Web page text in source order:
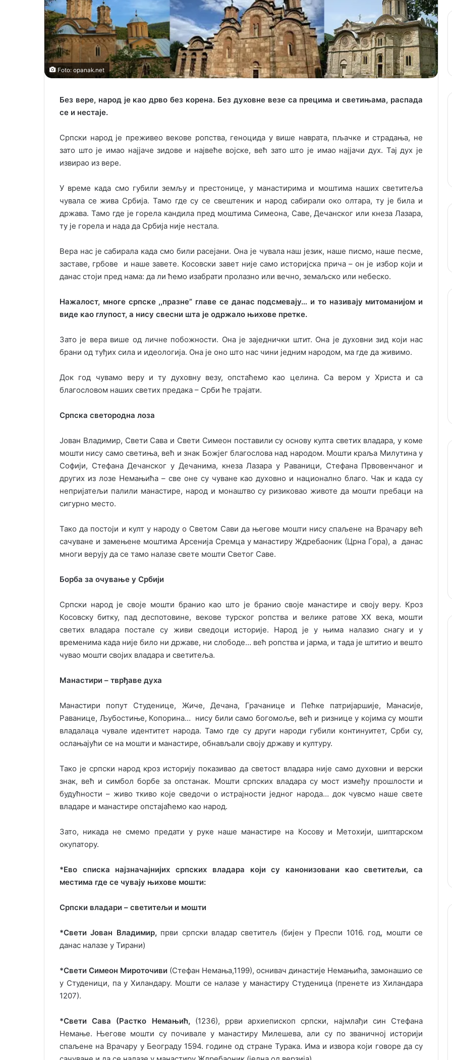
Foto: opanak.net
Без вере, народ је као дрво без корена. Без духовне везе са прецима и светињама, распада
се и нестаје.
Српски народ је преживео векове ропства, геноцида у више наврата, пљачке и страдања, не
зато што је имао најјаче зидове и највеће војске, већ зато што је имао најјачи дух. Тај дух је
извирао из вере.
У време када смо губили земљу и престонице, у манастирима и моштима наших светитеља
чувала се жива Србија. Тамо где су се свештеник и народ сабирали око олтара, ту је била и
држава. Тамо где је горела кандила пред моштима Симеона, Саве, Дечанског или кнеза Лазара,
ту је горела и нада да Србија није нестала.
Вера нас је сабирала када смо били расејани. Она је чувала наш језик, наше писмо, наше песме,
заставе, грбове и наше завете. Косовски завет није само историјска прича – он је избор који и
данас стоји пред нама: да ли ћемо изабрати пролазно или вечно, земаљско или небеско.
Нажалост, многе српске ,,празне” главе се данас подсмевају… и то називају митоманијом и
виде као глупост, а нису свесни шта је одржало њихове претке.
Зато је вера више од личне побожности. Она је заједнички штит. Она је духовни зид који нас
брани од туђих сила и идеологија. Она је оно што нас чини једним народом, ма где да живимо.
Док год чувамо веру и ту духовну везу, опстаћемо као целина. Са вером у Христа и са
благословом наших светих предака – Срби ће трајати.
Српска светородна лоза
Јован Владимир, Свети Сава и Свети Симеон поставили су основу култа светих владара, у коме
мошти нису само светиња, већ и знак Божјег благослова над народом. Мошти краља Милутина у
Софији, Стефана Дечанског у Дечанима, кнеза Лазара у Раваници, Стефана Првовенчаног и
других из лозе Немањића – све оне су чуване као духовно и национално благо. Чак и када су
непријатељи палили манастире, народ и монаштво су ризиковао животе да мошти пребаци на
сигурно место.
Тако да постоји и култ у народу о Светом Сави да његове мошти нису спаљене на Врачару већ
сачуване и замењене моштима Арсенија Сремца у манастиру Ждребаоник (Црна Гора), а данас
многи верују да се тамо налазе свете мошти Светог Саве.
Борба за очување у Србији
Српски народ је своје мошти бранио као што је бранио своје манастире и своју веру. Кроз
Косовску битку, пад деспотовине, векове турског ропства и велике ратове XX века, мошти
светих владара постале су живи сведоци историје. Народ је у њима налазио снагу и у
временима када није било ни државе, ни слободе… већ ропства и јарма, и тада је штитио и вешто
чувао мошти својих владара и светитеља.
Манастири – тврђаве духа
Манастири попут Студенице, Жиче, Дечана, Грачанице и Пећке патријаршије, Манасије,
Раванице, Љубостиње, Копорина… нису били само богомоље, већ и ризнице у којима су мошти
владалаца чувале идентитет народа. Тамо где су други народи губили континуитет, Срби су,
ослањајући се на мошти и манастире, обнављали своју државу и културу.
Тако је српски народ кроз историју показивао да светост владара није само духовни и верски
знак, већ и симбол борбе за опстанак. Мошти српских владара су мост између прошлости и
будућности – живо ткиво које сведочи о истрајности једног народа… док чувсмо наше свете
владаре и манастире опстајаћемо као народ.
Зато, никада не смемо предати у руке наше манастире на Косову и Метохији, шиптарском
окупатору.
*Ево списка најзначајнијих српских владара који су канонизовани као светитељи, са
местима где се чувају њихове мошти:
Српски владари – светитељи и мошти
*Свети Јован Владимир, први српски владар светитељ (бијен у Преспи 1016. год, мошти се
данас налазе у Тирани)
*Свети Симеон Мироточиви (Стефан Немања,1199), oснивач династије Немањића, замонашио се
у Студеници, па у Хиландару. Мошти се налазе у манастиру Студеница (пренете из Хиландара
1207).
*Свети Сава (Растко Немањић, (1236), pрви архиепископ српски, најмлађи син Стефана
Немање. Његове мошти су почивале у манастиру Милешева, али су по званичној историји
спаљене на Врачару у Београду 1594. године од стране Турака. Има и извора који говоре да су